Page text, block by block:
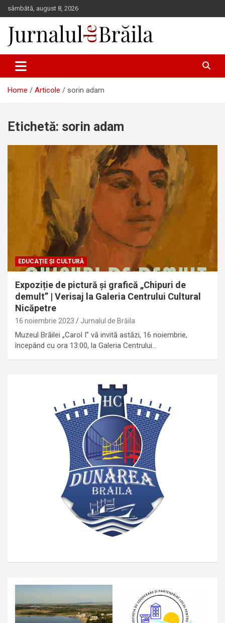
Skip
to
content
sâmbătă, august 8, 2026
Jurnalul de Brăila
Home Articole sorin adam
Etichetă: sorin adam
EDUCAȚIE ȘI CULTURĂ
Expoziție de pictură și grafică „Chipuri de
demult” | Verisaj la Galeria Centrului Cultural
Nicăpetre
16 noiembrie 2023 Jurnalul de Brăila
Muzeul Brăilei „Carol I” vă invită astăzi, 16 noiembrie,
începând cu ora 13:00, la Galeria Centrului…